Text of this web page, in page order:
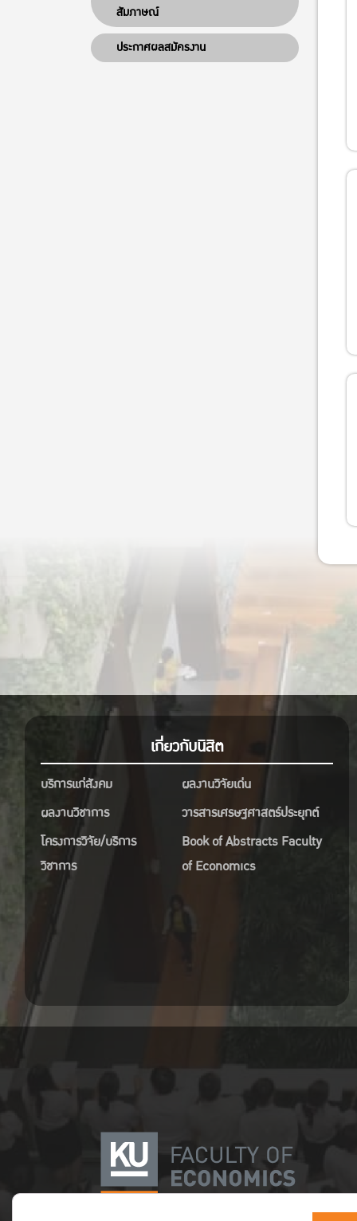
สัมภาษณ์
ประกาศผลสมัครงาน
เกี่ยวกับนิสิต
บริการแก่สังคม
ผลงานวิจัยเด่น
ผลงานวิชาการ
วารสารเศรษฐศาสตร์ประยุกต์
โครงการวิจัย/บริการ
วิชาการ
Book of Abstracts Faculty
of Economics